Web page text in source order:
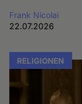
Frank Nicolai
22.07.2026
RELIGIONEN